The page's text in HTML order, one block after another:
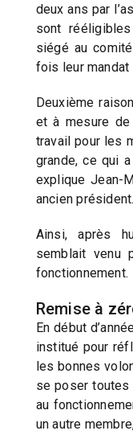
deux ans par
sont
siégé au
fois leur
Deuxième
et à mesure
travail pour les
grande, ce qui
explique Jean-
ancien président.
Ainsi, après
semblait venu
fonctionnement.
Remise à
En début
institué pour
les bonnes
se poser
au
un autre